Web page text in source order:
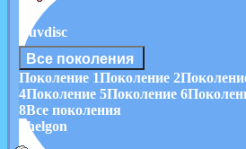
Luvdisc
Все поколения
Поколение 1Поколение 2
4Поколение 5Поколение 6
8Все поколения
Shelgon